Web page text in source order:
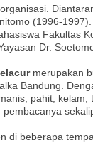
(1996-
Fakultas
Dr.
merupakan
Bandung.
pahit, kelam,
di beberapa